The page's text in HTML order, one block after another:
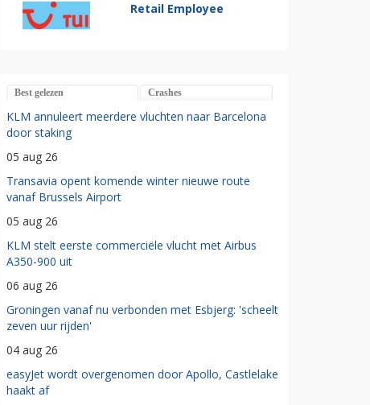
Retail Employee
Best gelezen Crashes
KLM annuleert meerdere vluchten naar Barcelona
door staking
05 aug 26
Transavia opent komende winter nieuwe route
vanaf Brussels Airport
05 aug 26
KLM stelt eerste commerciële vlucht met Airbus
A350-900 uit
06 aug 26
Groningen vanaf nu verbonden met Esbjerg: 'scheelt
zeven uur rijden'
04 aug 26
easyJet wordt overgenomen door Apollo, Castlelake
haakt af